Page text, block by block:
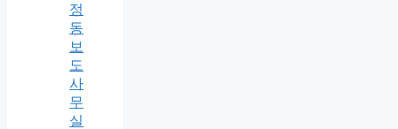
정
동
보
도
사
무
실